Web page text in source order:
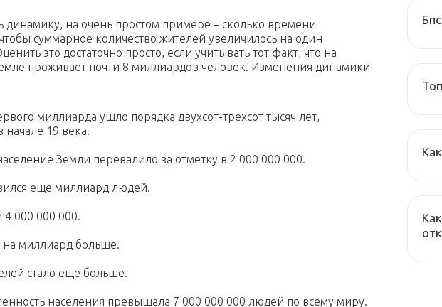
динамику, на очень простом примере – сколько времени
суммарное количество жителей увеличилось на один
это достаточно просто, если учитывать тот факт, что на
проживает почти 8 миллиардов человек. Изменения динамики
миллиарда ушло порядка двухсот-трехсот тысяч лет,
начале 19 века.
Земли перевалило за отметку в 2 000 000 000.
еще миллиард людей.
000 000 000.
на миллиард больше.
стало еще больше.
населения превышала 7 000 000 000 людей по всему миру.